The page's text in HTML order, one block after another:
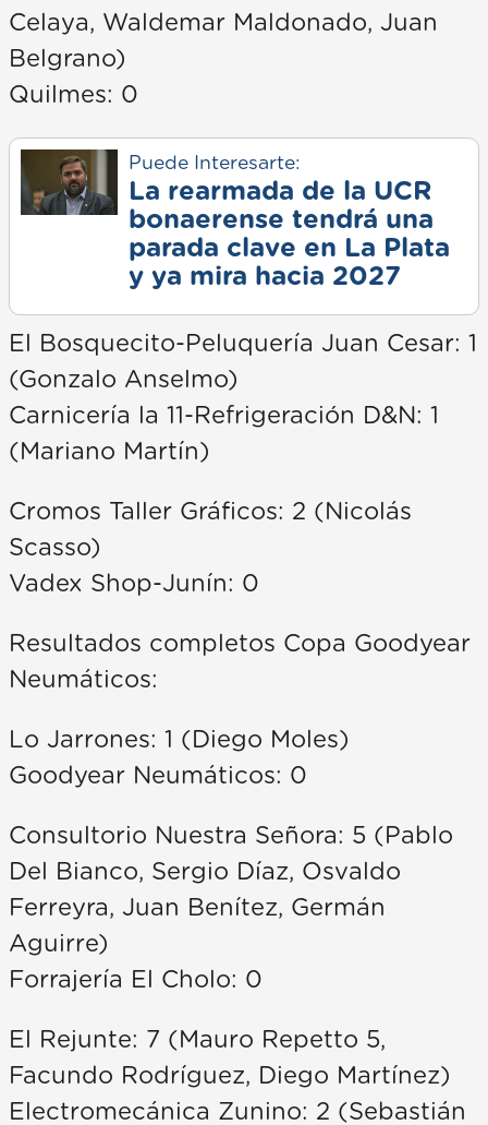
Celaya, Waldemar Maldonado, Juan
Belgrano)
Quilmes: 0
Puede Interesarte:
La rearmada de la UCR
bonaerense tendrá una
parada clave en La Plata
y ya mira hacia 2027
El Bosquecito-Peluquería Juan Cesar: 1
(Gonzalo Anselmo)
Carnicería la 11-Refrigeración D&N: 1
(Mariano Martín)
Cromos Taller Gráficos: 2 (Nicolás
Scasso)
Vadex Shop-Junín: 0
Resultados completos Copa Goodyear
Neumáticos:
Lo Jarrones: 1 (Diego Moles)
Goodyear Neumáticos: 0
Consultorio Nuestra Señora: 5 (Pablo
Del Bianco, Sergio Díaz, Osvaldo
Ferreyra, Juan Benítez, Germán
Aguirre)
Forrajería El Cholo: 0
El Rejunte: 7 (Mauro Repetto 5,
Facundo Rodríguez, Diego Martínez)
Electromecánica Zunino: 2 (Sebastián